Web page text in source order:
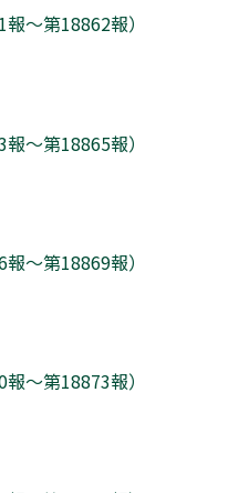
～第18862報）
～第18865報）
～第18869報）
～第18873報）